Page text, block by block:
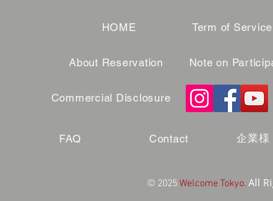
HOME
About Reservation
Term of Service
Note on
Commercial Disclosure
FAQ Contact 企業様
© 2025Welcome Tokyo. All